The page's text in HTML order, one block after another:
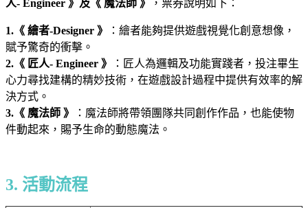
人- Engineer 》及《 魔法師 》
，票券說明如下：
1.《 繪者-Designer 》
：繪者能夠提供遊戲視覺化創意想像，
賦予驚奇的衝擊。
2.《 匠人- Engineer 》
：匠人為邏輯及功能實踐者，投注畢生
心力尋找建構的精妙技術，在遊戲設計過程中提供有效率的解
決方式。
3.《 魔法師 》
：魔法師將帶領團隊共同創作作品，也能使物
件動起來，賜予生命的動態魔法。
3. 活動流程